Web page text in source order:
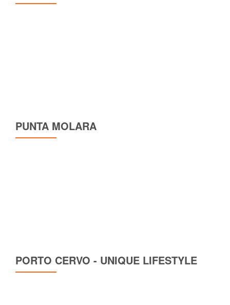
PUNTA MOLARA
PORTO CERVO - UNIQUE LIFESTYLE